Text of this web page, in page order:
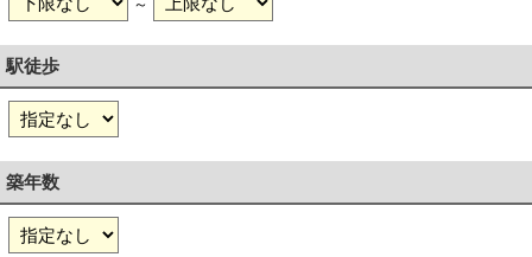
～
駅徒歩
築年数